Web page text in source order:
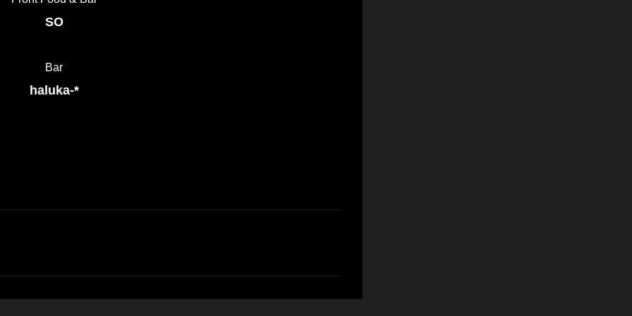
SO
Bar
haluka-*